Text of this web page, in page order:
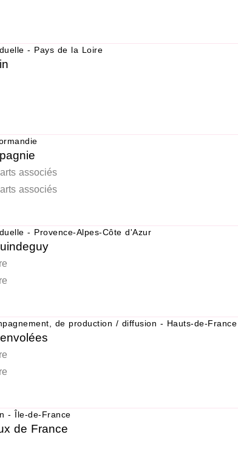
- Pays de la Loire
associés
associés
- Provence-Alpes-Côte d'Azur
de production / diffusion - Hauts-de-France
- Île-de-France
de France